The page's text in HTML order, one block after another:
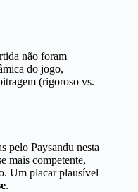
não foram
do jogo,
(rigoroso vs.
pelo Paysandu nesta
mais competente,
Um placar plausível
.